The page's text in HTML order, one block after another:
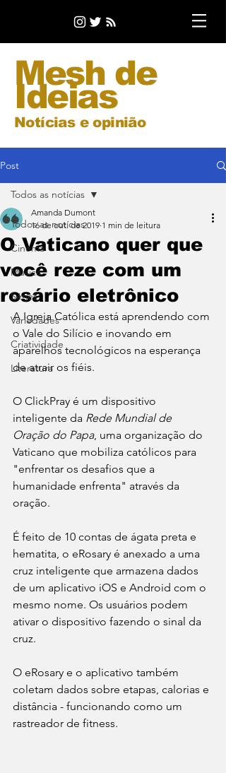
Mesh de
Ideias
Notícias e opinião
Post
Todos as notícias
Cinema
Música
Séries
Variedades
Criatividade
Literatura
Todos as notícias
O Vaticano quer que
você reze com um
rosário eletrônico
Amanda Dumont
16 de out. de 2019 1 min de leitura
A Igreja Católica está aprendendo com
o Vale do Silício e inovando em
aparelhos tecnológicos na esperança
de atrair os fiéis.
O ClickPray é um dispositivo
inteligente da Rede Mundial de
Oração do Papa, uma organização do
Vaticano que mobiliza católicos para
"enfrentar os desafios que a
humanidade enfrenta" através da
oração.
É feito de 10 contas de ágata preta e
hematita, o eRosary é anexado a uma
cruz inteligente que armazena dados
de um aplicativo iOS e Android com o
mesmo nome. Os usuários podem
ativar o dispositivo fazendo o sinal da
cruz.
O eRosary e o aplicativo também
coletam dados sobre etapas, calorias e
distância - funcionando como um
rastreador de fitness.